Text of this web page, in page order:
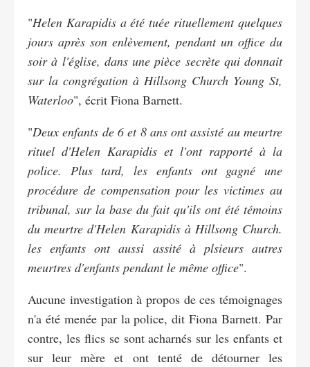
"Helen Karapidis a été tuée rituellement quelques
jours après son enlèvement, pendant un office du
soir à l'église, dans une pièce secrète qui donnait
sur la congrégation à Hillsong Church Young St,
Waterloo", écrit Fiona Barnett.
"Deux enfants de 6 et 8 ans ont assisté au meurtre
rituel d'Helen Karapidis et l'ont rapporté à la
police. Plus tard, les enfants ont gagné une
procédure de compensation pour les victimes au
tribunal, sur la base du fait qu'ils ont été témoins
du meurtre d'Helen Karapidis à Hillsong Church.
les enfants ont aussi assité à plsieurs autres
meurtres d'enfants pendant le même office".
Aucune investigation à propos de ces témoignages
n'a été menée par la police, dit Fiona Barnett. Par
contre, les flics se sont acharnés sur les enfants et
sur leur mère et ont tenté de détourner les